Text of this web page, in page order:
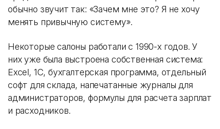
обычно звучит так: «Зачем мне это? Я не хочу
менять привычную систему».
Некоторые салоны работали с 1990-х годов. У
них уже была выстроена собственная система:
Excel, 1С, бухгалтерская программа, отдельный
софт для склада, напечатанные журналы для
администраторов, формулы для расчета зарплат
и расходников.